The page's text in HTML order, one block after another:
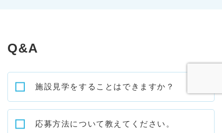
Q&A
施設見学をすることはできますか？
いきなりの面接は緊張しますよね。
応募方法について教えてください。